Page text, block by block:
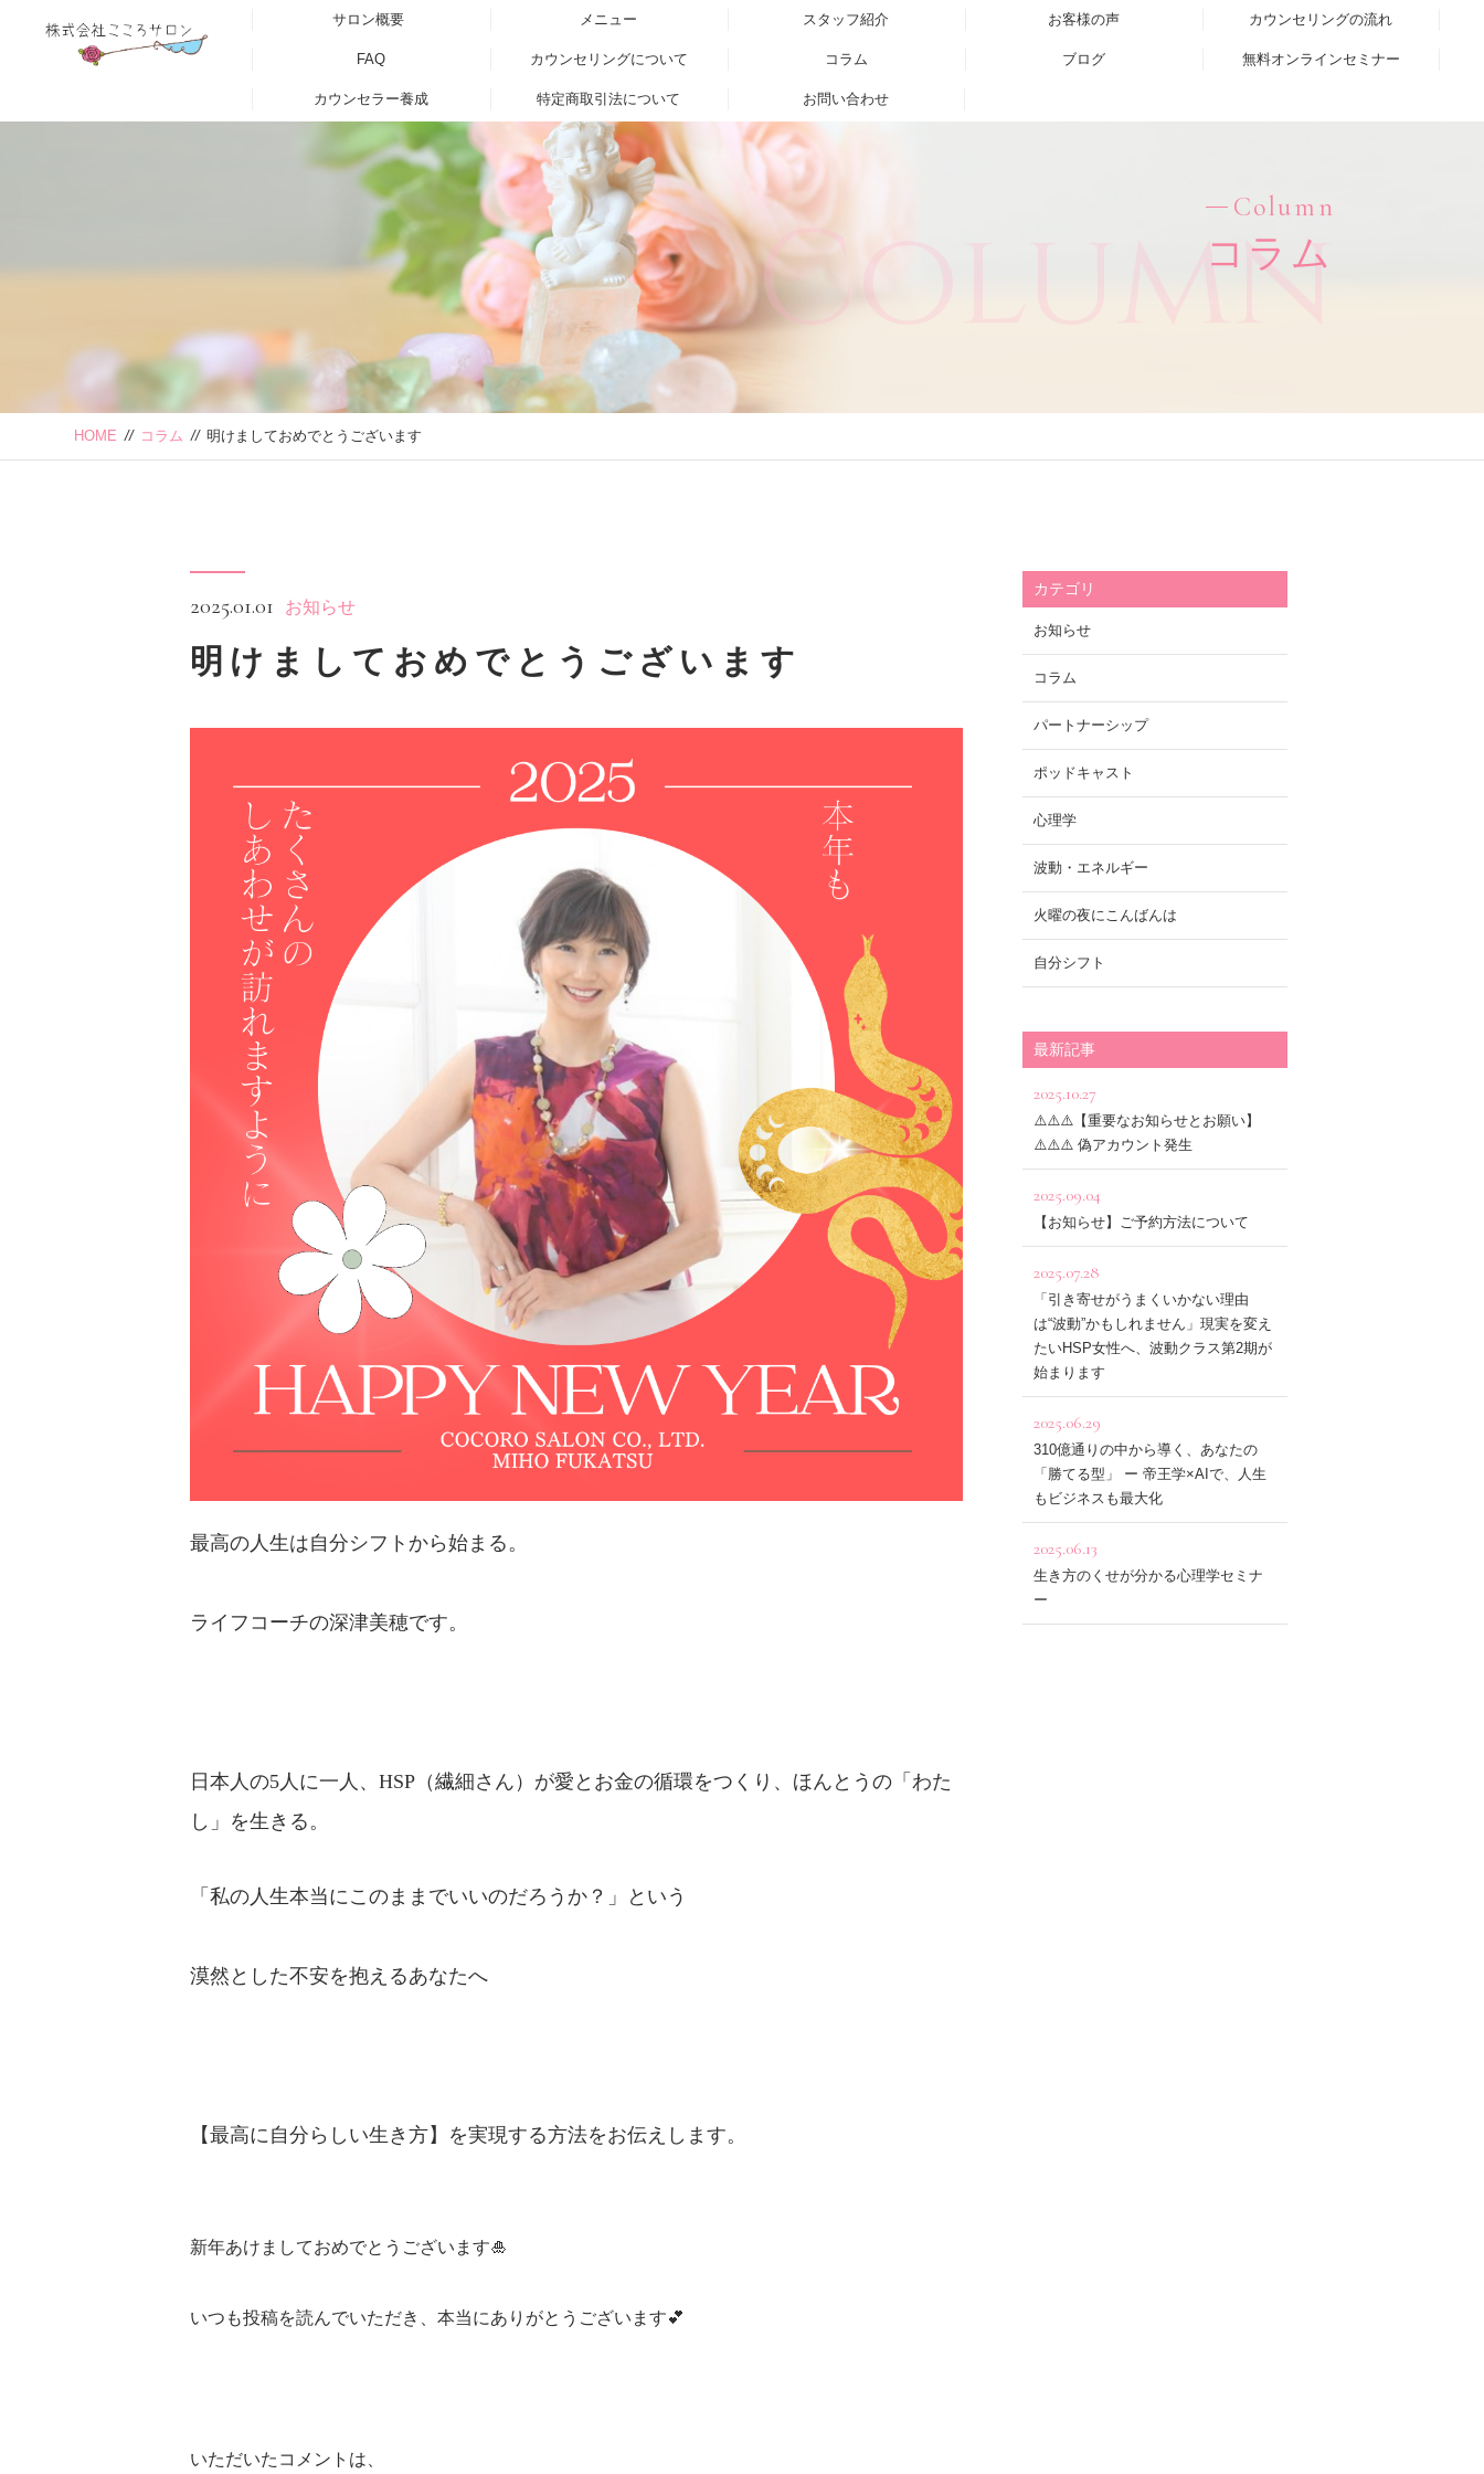
サロン概要 メニュー スタッフ紹介 お客様の声 カウンセリングの流れ
FAQ カウンセリングについて コラム ブログ 無料オンラインセミナー
カウンセラー養成 特定商取引法について お問い合わせ
Column
コラム
Column
HOME // コラム // 明けましておめでとうございます
2025.01.01 お知らせ
明けましておめでとうございます
最高の人生は自分シフトから始まる。
ライフコーチの深津美穂です。
日本人の5人に一人、HSP（繊細さん）が愛とお金の循環をつくり、ほんとうの「わた
し」を生きる。
「私の人生本当にこのままでいいのだろうか？」という
漠然とした不安を抱えるあなたへ
【最高に自分らしい生き方】を実現する方法をお伝えします。
新年あけましておめでとうございます🎍
いつも投稿を読んでいただき、本当にありがとうございます💕
いただいたコメントは、
カテゴリ
お知らせ
コラム
パートナーシップ
ポッドキャスト
心理学
波動・エネルギー
火曜の夜にこんばんは
自分シフト
最新記事
2025.10.27
⚠️⚠️⚠️【重要なお知らせとお願い】
⚠️⚠️⚠️ 偽アカウント発生
2025.09.04
【お知らせ】ご予約方法について
2025.07.28
「引き寄せがうまくいかない理由
は“波動”かもしれません」現実を変え
たいHSP女性へ、波動クラス第2期が
始まります
2025.06.29
310億通りの中から導く、あなたの
「勝てる型」 ー 帝王学×AIで、人生
もビジネスも最大化
2025.06.13
生き方のくせが分かる心理学セミナ
ー